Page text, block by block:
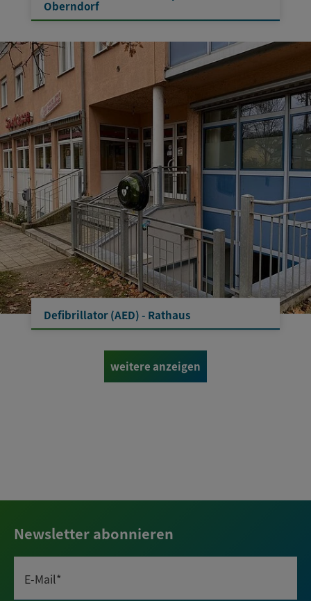
Oberndorf
Defibrillator (AED) - Rathaus
weitere anzeigen
Newsletter abonnieren
E-Mail*